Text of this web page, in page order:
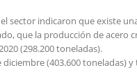
sector indicaron que existe
que la producción de acero
(298.200 toneladas).
(403.600 toneladas)